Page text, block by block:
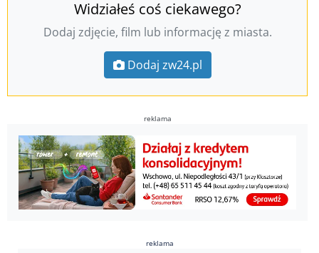
Widziałeś coś ciekawego?
Dodaj zdjęcie, film lub informację z miasta.
Dodaj zw24.pl
reklama
reklama